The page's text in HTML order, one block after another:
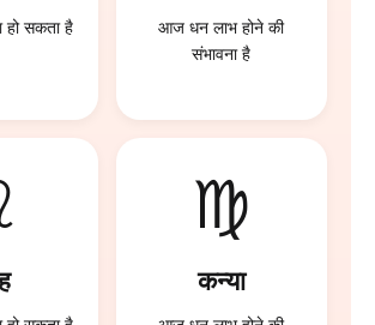
हो सकता है
आज धन लाभ होने की
संभावना है
♍
कन्या